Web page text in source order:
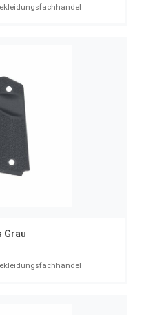
Grau